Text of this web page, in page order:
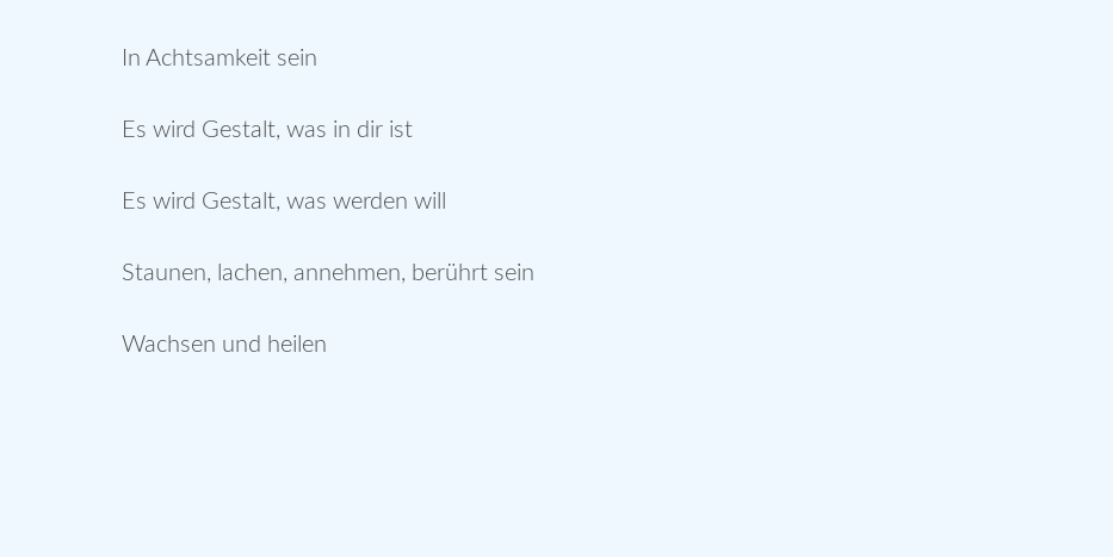
In Achtsamkeit sein
Es wird Gestalt, was in dir ist
Es wird Gestalt, was werden will
Staunen, lachen, annehmen, berührt sein
Wachsen und heilen